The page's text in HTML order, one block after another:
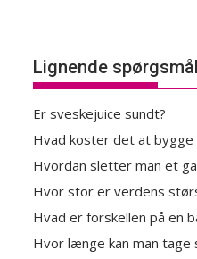
Lignende spørgsmål
Er sveskejuice sundt?
Hvad koster det at bygge
Hvordan sletter man et
Hvor stor er verdens
Hvad er forskellen på en
Hvor længe kan man tage